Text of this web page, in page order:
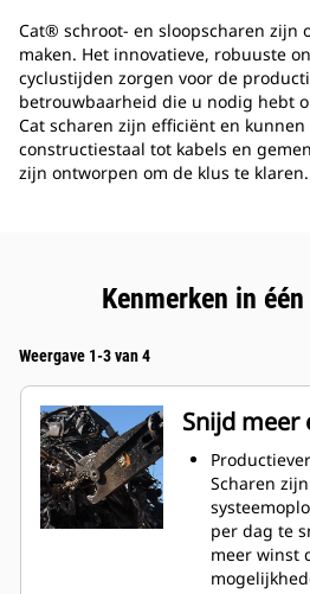
Cat® schroot- en sloopscharen zijn
maken. Het innovatieve, robuuste
cyclustijden zorgen voor de
betrouwbaarheid die u nodig hebt
Cat scharen zijn efficiënt en kunnen
constructiestaal tot kabels en
zijn ontworpen om de klus te klaren.
Kenmerken in
Weergave 1-3 van 4
Snijd meer
Scharen
per dag te
meer winst